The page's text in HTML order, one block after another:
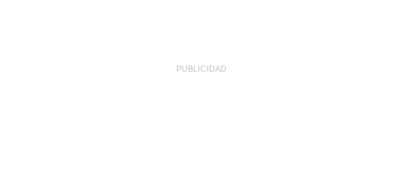
PUBLICIDAD